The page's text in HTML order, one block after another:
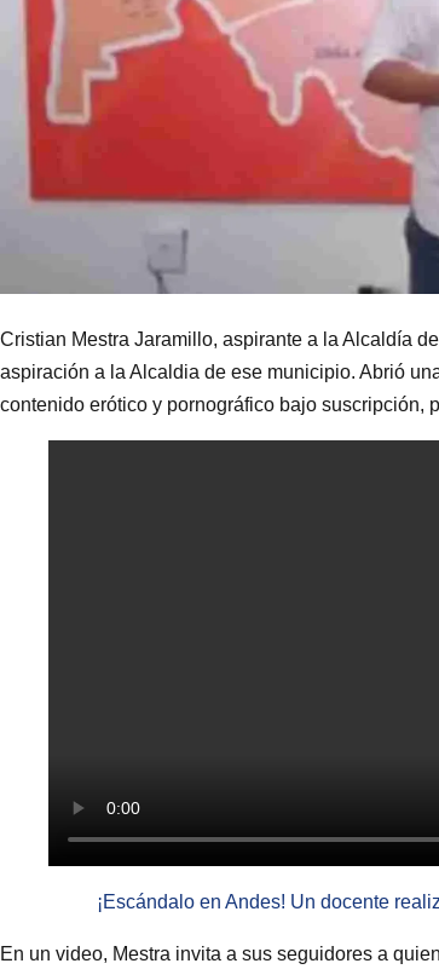
Cristian Mestra Jaramillo, aspirante a la Alcaldía
aspiración a la Alcaldia de ese municipio. Abrió
contenido erótico y pornográfico bajo suscripción,
¡Escándalo en Andes! Un docente
En un video, Mestra invita a sus seguidores a